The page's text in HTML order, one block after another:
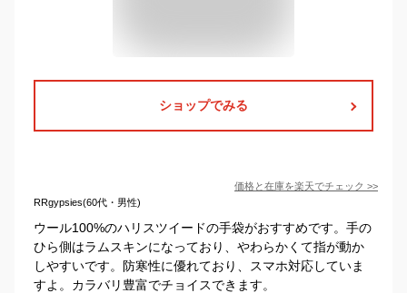
ショップでみる
価格と在庫を楽天でチェック >>
RRgypsies(60代・男性)
ウール100%のハリスツイードの手袋がおすすめです。手の
ひら側はラムスキンになっており、やわらかくて指が動か
しやすいです。防寒性に優れており、スマホ対応していま
すよ。カラバリ豊富でチョイスできます。